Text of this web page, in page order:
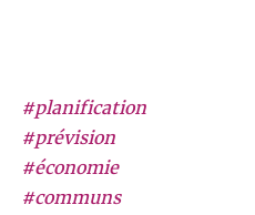
#planification
#prévision
#économie
#communs